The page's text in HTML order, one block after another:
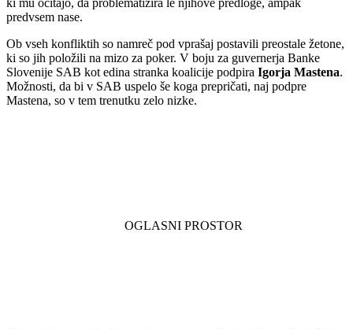
ki mu očitajo, da problematizira le njihove predloge, ampak
predvsem nase.
Ob vseh konfliktih so namreč pod vprašaj postavili preostale žetone,
ki so jih položili na mizo za poker. V boju za guvernerja Banke
Slovenije SAB kot edina stranka koalicije podpira Igorja Mastena.
Možnosti, da bi v SAB uspelo še koga prepričati, naj podpre
Mastena, so v tem trenutku zelo nizke.